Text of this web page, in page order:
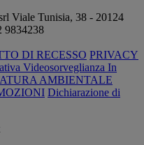
​​Viale Tunisia, 38 - 20124
9834238
DI RECESSO PRIVACY
Videosorveglianza In
AMBIENTALE
Dichiarazione di